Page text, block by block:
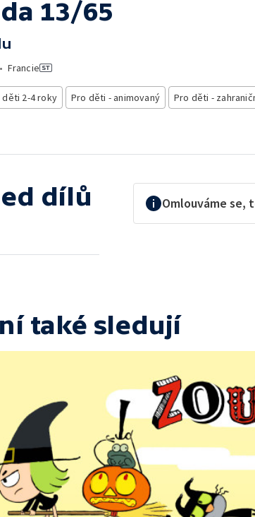
13/65
• Francie
děti 2-4 roky Pro děti - animovaný Pro děti -
dílů Omlouváme se,
také sledují